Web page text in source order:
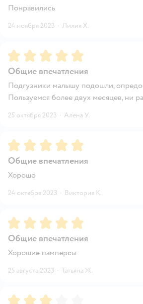
Понравились
24 ноября 2023 · Лилия Х.
Рейтинг:5
Общие впечатления
Подгузники малышу подошли,
Пользуемся более двух месяцев, ни
25 октября 2023 · Алена У.
Рейтинг:5
Общие впечатления
Хорошо
24 октября 2023 · Виктория К.
Рейтинг:5
Общие впечатления
Хорошие памперсы
25 августа 2023 · Татьяна Ж.
Рейтинг:3